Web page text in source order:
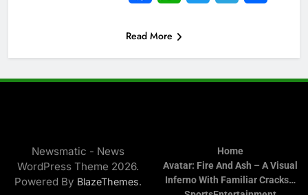
Read More
Newsmatic - News
WordPress Theme 2026.
Powered By BlazeThemes.
Home
Avatar: Fire And Ash – A Visual
Inferno With Familiar Cracks…